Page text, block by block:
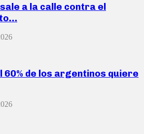
a la calle contra el
60% de los argentinos quiere